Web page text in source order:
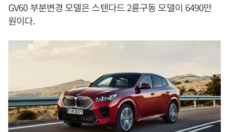
GV60 부분변경 모델은 스탠다드 2륜구동 모델이 6490만
원이다.